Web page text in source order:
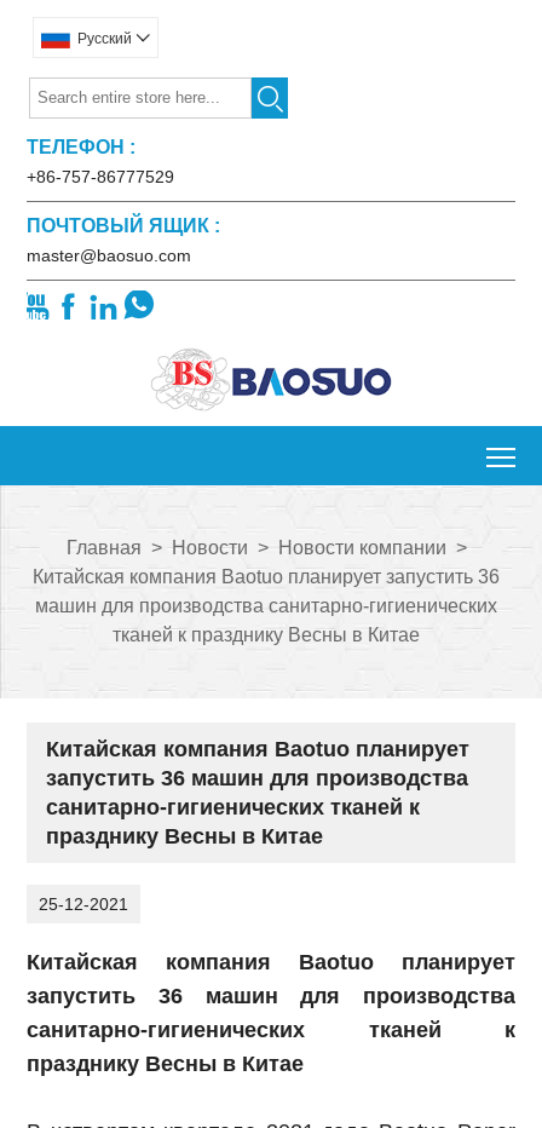
Pусский 

ТЕЛЕФОН :
+86-757-86777529
ПОЧТОВЫЙ ЯЩИК :
master@baosuo.com
   
Главная > Новости > Новости компании >
Китайская компания Baotuo планирует запустить 36
машин для производства санитарно-гигиенических
тканей к празднику Весны в Китае
Китайская компания Baotuo планирует
запустить 36 машин для производства
санитарно-гигиенических тканей к
празднику Весны в Китае
25-12-2021
Китайская компания Baotuo планирует
запустить 36 машин для производства
санитарно-гигиенических тканей к
празднику Весны в Китае